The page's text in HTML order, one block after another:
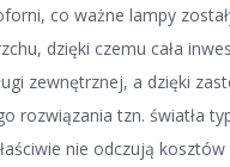
co ważne lampy
dzięki czemu cała
zewnętrznej, a dzięki
rozwiązania tzn. światła
nie odczują kosztów